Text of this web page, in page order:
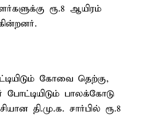
ரூ.8 ஆயிரம்
கோவை தெற்கு,
போட்டியிடும் பாலக்கோடு
தி.மு.க. சார்பில் ரூ.8